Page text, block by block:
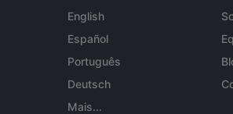
English
Español
Português
Deutsch
Mais...